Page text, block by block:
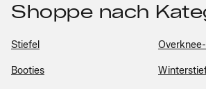
Shoppe nach
Stiefel
Booties